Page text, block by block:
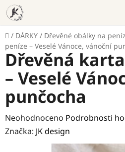
Přejít
na
obsah
Domů
/ DÁRKY / Dřevěné obálky na
peníze – Veselé Vánoce, vánoční
Dřevěná
– Veselé
punčocha
Průměrné
hodnocení
Neohodnoceno Podrobnosti
Značka: JK design